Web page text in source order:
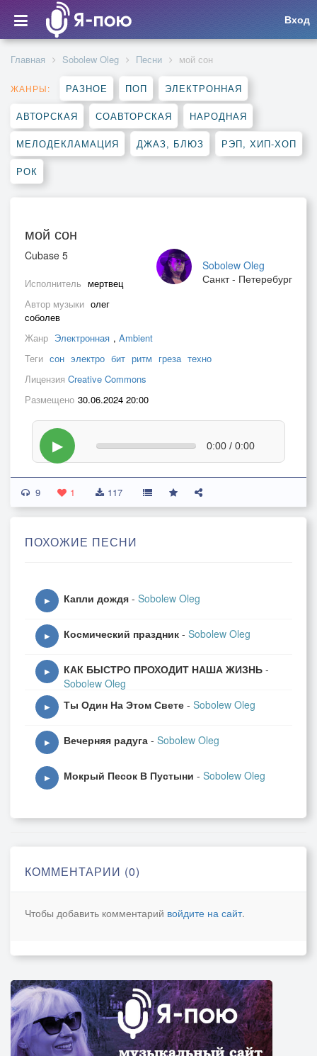
Вход
Главная Sobolew Oleg Песни мой сон
ЖАНРЫ: РАЗНОЕ ПОП ЭЛЕКТРОННАЯ
АВТОРСКАЯ СОАВТОРСКАЯ НАРОДНАЯ
МЕЛОДЕКЛАМАЦИЯ ДЖАЗ, БЛЮЗ РЭП, ХИП-ХОП
РОК
мой сон
Sobolew Oleg
Санкт - Петеребург
Cubase 5
Исполнитель мертвец
Автор музыки олег
соболев
Жанр Электронная , Ambient
Теги сон электро бит ритм греза техно
Лицензия Creative Commons
Размещено 30.06.2024 20:00
▶ 0:00 / 0:00
9 1 117
ПОХОЖИЕ ПЕСНИ
▶ Капли дождя - Sobolew Oleg
▶ Космический праздник - Sobolew Oleg
▶ КАК БЫСТРО ПРОХОДИТ НАША ЖИЗНЬ -
Sobolew Oleg
▶ Ты Один На Этом Свете - Sobolew Oleg
▶ Вечерняя радуга - Sobolew Oleg
▶ Мокрый Песок В Пустыни - Sobolew Oleg
КОММЕНТАРИИ (0)
Чтобы добавить комментарий войдите на сайт.